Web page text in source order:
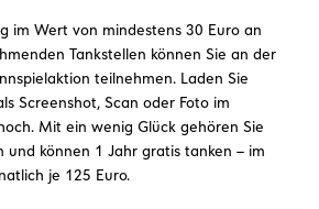
im Wert von mindestens 30 Euro an
Tankstellen können Sie an der
teilnehmen. Laden Sie
Screenshot, Scan oder Foto im
Mit ein wenig Glück gehören Sie
und können 1 Jahr gratis tanken – im
je 125 Euro.